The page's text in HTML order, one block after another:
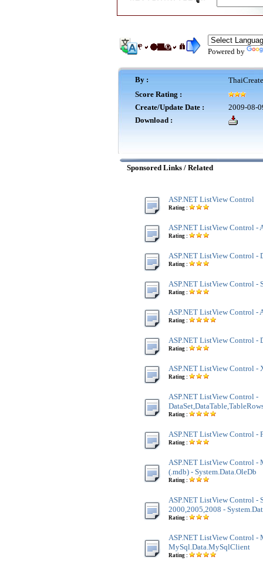
Powered by
By :
Score Rating :
Create/Update Date :
2009-08-
Download :
Sponsored Links / Related
ASP.NET ListView Control
Rating :
ASP.NET ListView Control -
Rating :
ASP.NET ListView Control -
Rating :
ASP.NET ListView Control -
Rating :
ASP.NET ListView Control -
Rating :
ASP.NET ListView Control -
Rating :
ASP.NET ListView Control -
Rating :
ASP.NET ListView Control -
Rating :
ASP.NET ListView Control -
Rating :
ASP.NET ListView Control -
(.mdb) - System.Data.OleDb
Rating :
ASP.NET ListView Control -
2000,2005,2008 -
Rating :
ASP.NET ListView Control -
MySql.Data.MySqlClient
Rating :